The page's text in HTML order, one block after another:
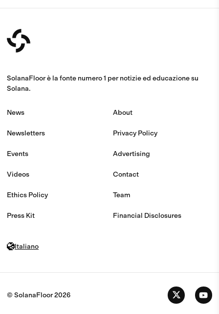
SolanaFloor è la fonte numero 1 per notizie ed educazione su
Solana.
News
Newsletters
Events
Videos
Ethics Policy
Press Kit
About
Privacy Policy
Advertising
Contact
Team
Financial Disclosures
Italiano
© SolanaFloor2026